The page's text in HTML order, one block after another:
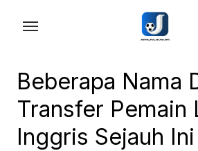
Beberapa Nama
Transfer Pemain
Inggris Sejauh Ini